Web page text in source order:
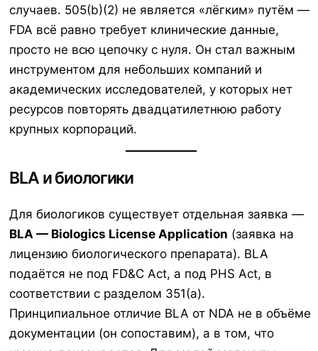
случаев. 505(b)(2) не является «лёгким» путём —
FDA всё равно требует клинические данные,
просто не всю цепочку с нуля. Он стал важным
инструментом для небольших компаний и
академических исследователей, у которых нет
ресурсов повторять двадцатилетнюю работу
крупных корпораций.
BLA и биологики
Для биологиков существует отдельная заявка —
BLA — Biologics License Application (заявка на
лицензию биологического препарата). BLA
подаётся не под FD&C Act, а под PHS Act, в
соответствии с разделом 351(a).
Принципиальное отличие BLA от NDA не в объёме
документации (он сопоставим), а в том, что